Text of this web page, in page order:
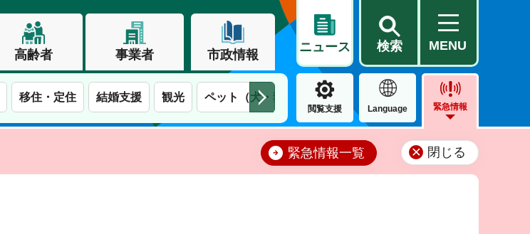
高齢者 事業者 市政情報
ニュース 検索 MENU
移住・定住 結婚支援 観光 ペット（犬・猫） 住民票・戸籍 公営住宅
閲覧支援 Language 緊急情報
緊急情報一覧 閉じる